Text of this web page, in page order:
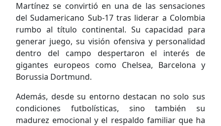
Martínez se convirtió en una de las sensaciones
del Sudamericano Sub-17 tras liderar a Colombia
rumbo al título continental. Su capacidad para
generar juego, su visión ofensiva y personalidad
dentro del campo despertaron el interés de
gigantes europeos como Chelsea, Barcelona y
Borussia Dortmund.
Además, desde su entorno destacan no solo sus
condiciones futbolísticas, sino también su
madurez emocional y el respaldo familiar que ha